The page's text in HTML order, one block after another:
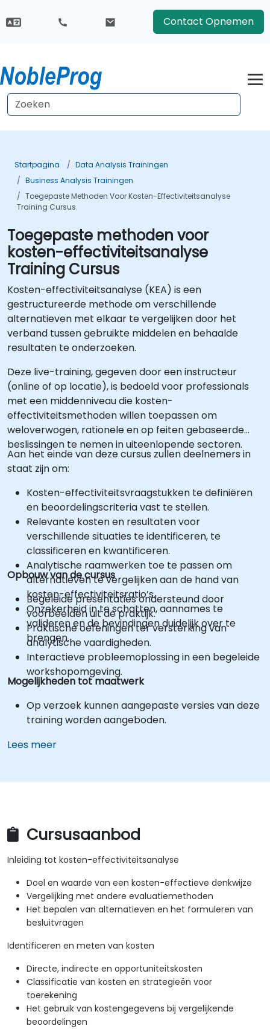
Contact Opnemen
Startpagina
Data Analysis Trainingen
Business Analysis Trainingen
Toegepaste Methoden Voor Kosten-Effectiviteitsanalyse
Training Cursus
Toegepaste methoden voor
kosten-effectiviteitsanalyse
Training Cursus
Kosten-effectiviteitsanalyse (KEA) is een
gestructureerde methode om verschillende
alternatieven met elkaar te vergelijken door het
verband tussen gebruikte middelen en behaalde
resultaten te onderzoeken.
Deze live-training, gegeven door een instructeur
(online of op locatie), is bedoeld voor professionals
met een middenniveau die kosten-
effectiviteitsmethoden willen toepassen om
weloverwogen, rationele en op feiten gebaseerde
beslissingen te nemen in uiteenlopende sectoren.
Aan het einde van deze cursus zullen deelnemers in
staat zijn om:
Kosten-effectiviteitsvraagstukken te definiëren
en beoordelingscriteria vast te stellen.
Relevante kosten en resultaten voor
verschillende situaties te identificeren, te
classificeren en kwantificeren.
Analytische raamwerken toe te passen om
alternatieven te vergelijken aan de hand van
kosten-effectiviteitsratio’s.
Onzekerheid in te schatten, aannames te
valideren en de bevindingen duidelijk over te
brengen.
Opbouw van de cursus
Begeleide presentaties ondersteund door
voorbeelden uit de praktijk.
Praktische oefeningen ter versterking van
analytische vaardigheden.
Interactieve probleemoplossing in een begeleide
workshopomgeving.
Mogelijkheden tot maatwerk
Op verzoek kunnen aangepaste versies van deze
training worden aangeboden.
Lees meer
Cursusaanbod
Inleiding tot kosten-effectiviteitsanalyse
Doel en waarde van een kosten-effectieve denkwijze
Vergelijking met andere evaluatiemethoden
Het bepalen van alternatieven en het formuleren van
besluitvragen
Identificeren en meten van kosten
Directe, indirecte en opportuniteitskosten
Classificatie van kosten en strategieën voor
toerekening
Het gebruik van kostengegevens bij vergelijkende
beoordelingen